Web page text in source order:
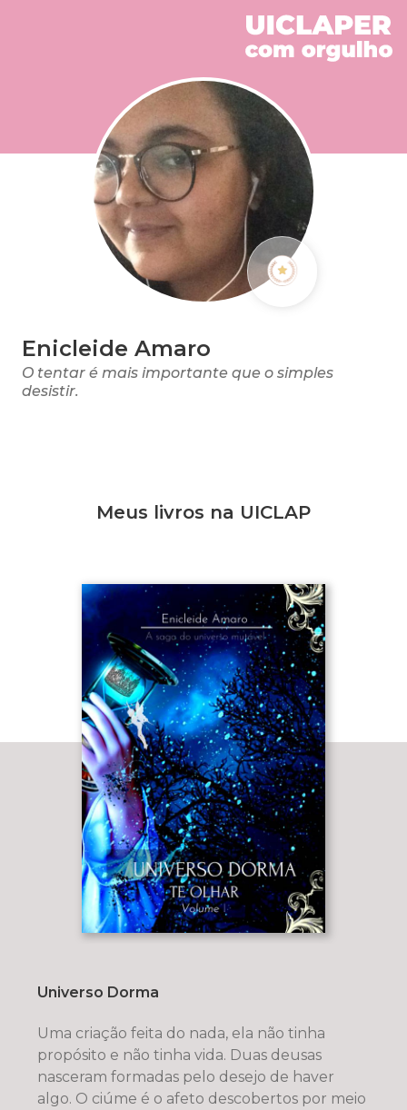
Enicleide Amaro
O tentar é mais importante que o simples
desistir.
Meus livros na UICLAP
Universo Dorma
Uma criação feita do nada, ela não tinha
propósito e não tinha vida. Duas deusas
nasceram formadas pelo desejo de haver
algo. O ciúme é o afeto descobertos por meio